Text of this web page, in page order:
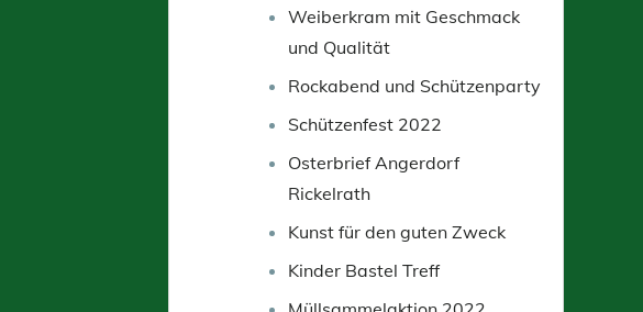
Weiberkram mit Geschmack
und Qualität
Rockabend und Schützenparty
Schützenfest 2022
Osterbrief Angerdorf
Rickelrath
Kunst für den guten Zweck
Kinder Bastel Treff